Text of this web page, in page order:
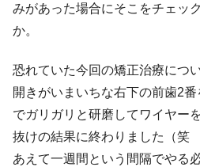
みがあった場合にそこをチェッ
か。
恐れていた今回の矯正治療につ
開きがいまいちな右下の前歯2
でガリガリと研磨してワイヤー
抜けの結果に終わりました（笑
あえて一週間という間隔でやる